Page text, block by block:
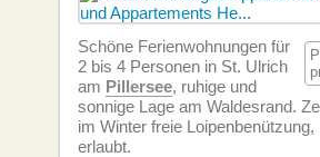
Schöne Ferien­wohnungen für
2 bis 4 Personen in St. Ulrich
am Pillersee, ruhige und
sonnige Lage am Waldesrand.
im Winter freie
erlaubt.